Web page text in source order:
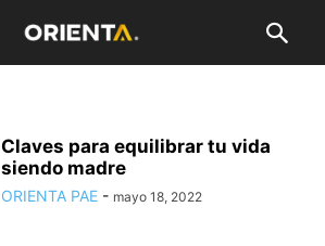
Claves para equilibrar tu vida
siendo madre
ORIENTA PAE - mayo 18, 2022